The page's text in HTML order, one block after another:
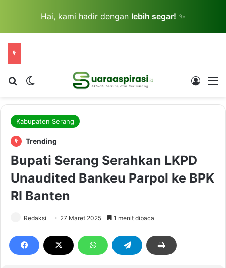
Hai, kami hadir dengan lebih segar! ✨
Cari berita...Switch skin Log In
Kabupaten Serang
Trending
Bupati Serang Serahkan LKPD
Unaudited Bankeu Parpol ke BPK
RI Banten
Redaksi 27 Maret 2025 1 menit dibaca